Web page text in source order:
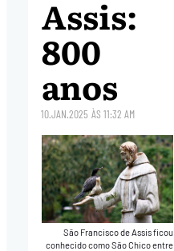
Assis:
800
anos
10.JAN.2025 ÀS11:32 AM
São Francisco de Assis ficou
conhecido como São Chico entre